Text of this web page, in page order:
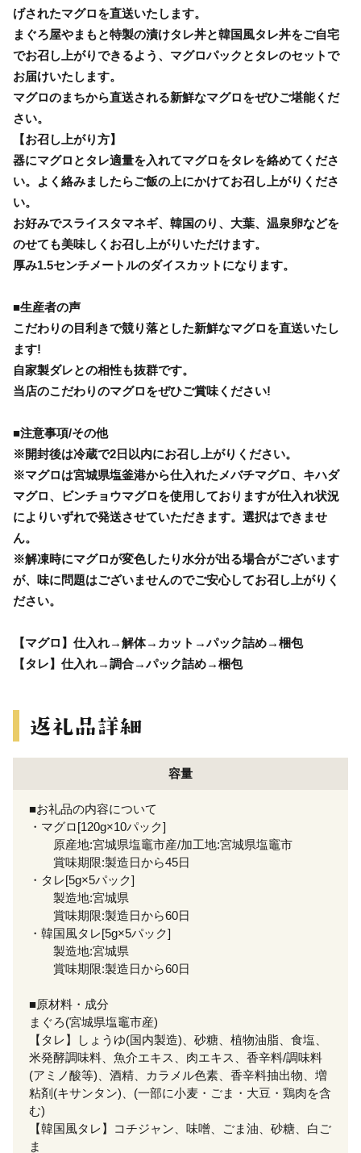
げされたマグロを直送いたします。
まぐろ屋やまもと特製の漬けタレ丼と韓国風タレ丼をご自宅
でお召し上がりできるよう、マグロパックとタレのセットで
お届けいたします。
マグロのまちから直送される新鮮なマグロをぜひご堪能くだ
さい。
【お召し上がり方】
器にマグロとタレ適量を入れてマグロをタレを絡めてくださ
い。よく絡みましたらご飯の上にかけてお召し上がりくださ
い。
お好みでスライスタマネギ、韓国のり、大葉、温泉卵などを
のせても美味しくお召し上がりいただけます。
厚み1.5センチメートルのダイスカットになります。
■生産者の声
こだわりの目利きで競り落とした新鮮なマグロを直送いたし
ます!
自家製ダレとの相性も抜群です。
当店のこだわりのマグロをぜひご賞味ください!
■注意事項/その他
※開封後は冷蔵で2日以内にお召し上がりください。
※マグロは宮城県塩釜港から仕入れたメバチマグロ、キハダ
マグロ、ビンチョウマグロを使用しておりますが仕入れ状況
によりいずれで発送させていただきます。選択はできませ
ん。
※解凍時にマグロが変色したり水分が出る場合がございます
が、味に問題はございませんのでご安心してお召し上がりく
ださい。
【マグロ】仕入れ→解体→カット→パック詰め→梱包
【タレ】仕入れ→調合→パック詰め→梱包
容量
■お礼品の内容について
・マグロ[120g×10パック]
原産地:宮城県塩竈市産/加工地:宮城県塩竈市
賞味期限:製造日から45日
・タレ[5g×5パック]
製造地:宮城県
賞味期限:製造日から60日
・韓国風タレ[5g×5パック]
製造地:宮城県
賞味期限:製造日から60日
■原材料・成分
まぐろ(宮城県塩竈市産)
【タレ】しょうゆ(国内製造)、砂糖、植物油脂、食塩、
米発酵調味料、魚介エキス、肉エキス、香辛料/調味料
(アミノ酸等)、酒精、カラメル色素、香辛料抽出物、増
粘剤(キサンタン)、(一部に小麦・ごま・大豆・鶏肉を含
む)
【韓国風タレ】コチジャン、味噌、ごま油、砂糖、白ご
ま